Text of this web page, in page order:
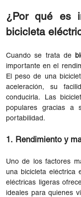
¿Por qué es
bicicleta
Cuando se trata de
importante en el
El peso de una
aceleración, su
conducirla. Las
populares gracias a
portabilidad.
1. Rendimiento y
Uno de los factores
una bicicleta eléctrica
eléctricas ligeras
ideales para quienes